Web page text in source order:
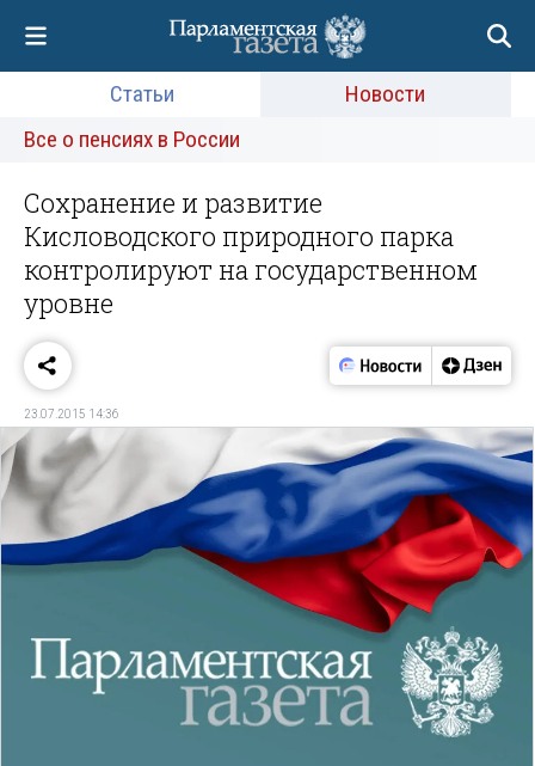
Статьи
Новости
Все о пенсиях в России
Сохранение и развитие
Кисловодского природного парка
контролируют на государственном
уровне
23.07.2015 14:36